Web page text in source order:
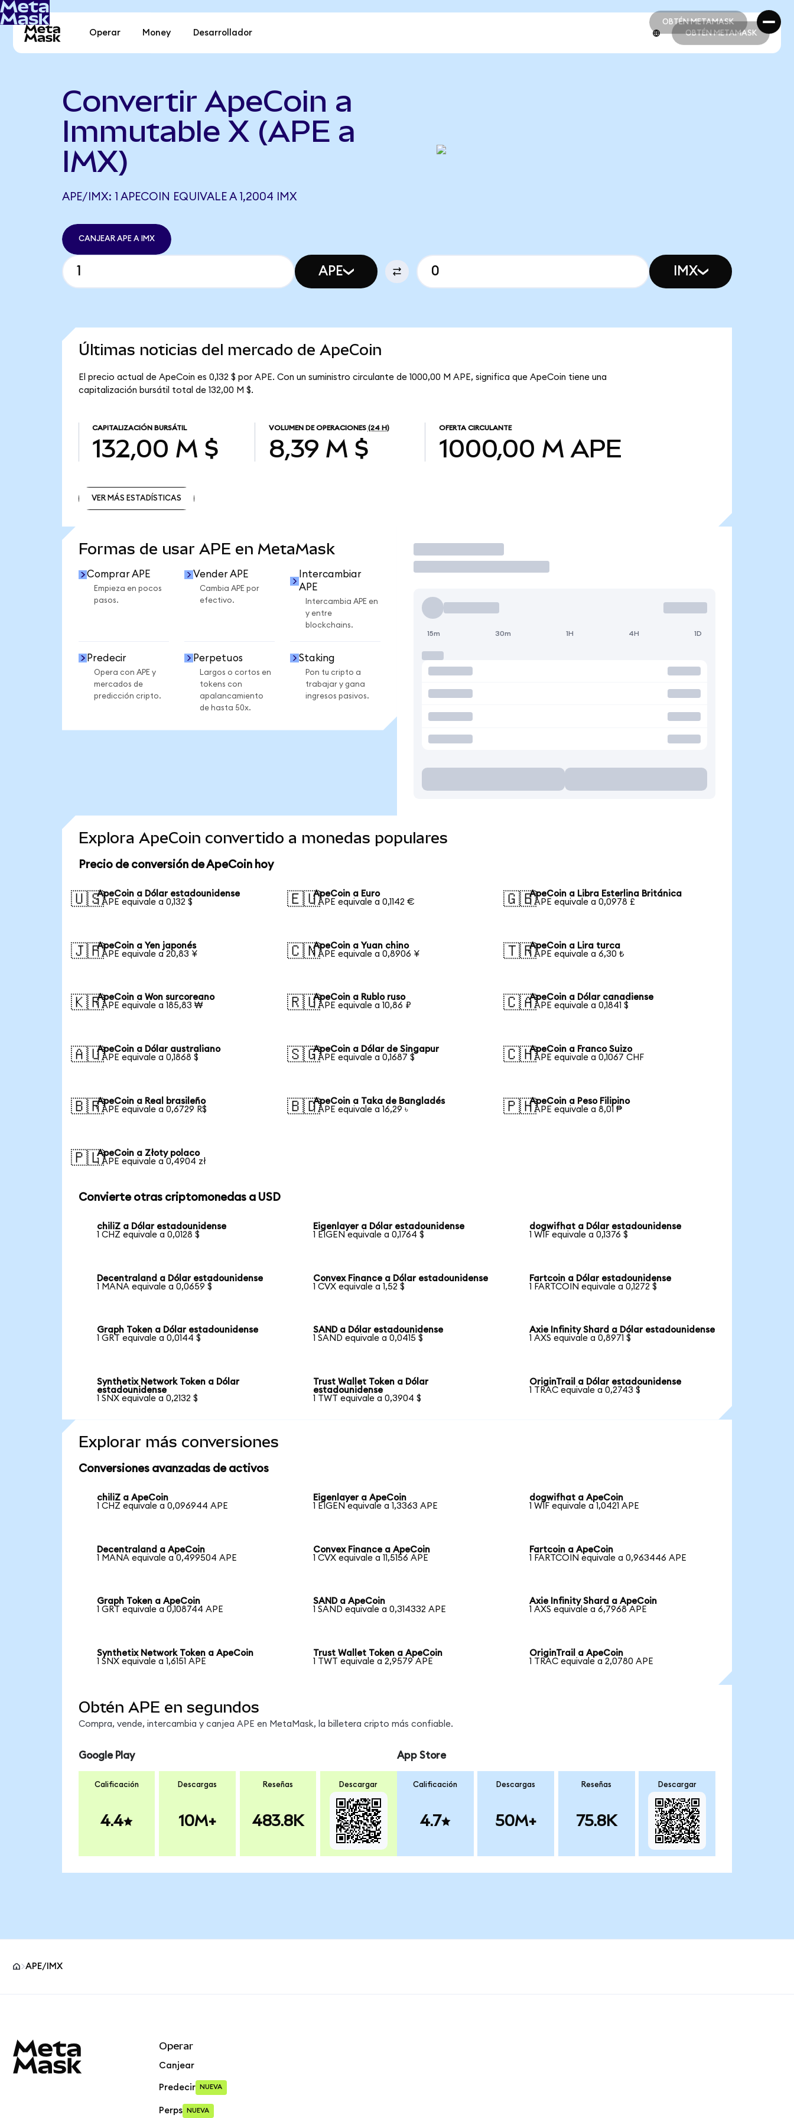
OBTÉN METAMASK
OBTÉN METAMASK
Operar Money Desarrollador OBTÉN METAMASK
Convertir ApeCoin a
Immutable X (APE a
IMX)
APE/IMX: 1 APECOIN EQUIVALE A 1,2004 IMX
CANJEAR APE A IMX
APE IMX
Últimas noticias del mercado de ApeCoin
El precio actual de ApeCoin es 0,132 $ por APE. Con un suministro circulante de 1000,00 M APE, significa que ApeCoin tiene una
capitalización bursátil total de 132,00 M $.
CAPITALIZACIÓN BURSÁTIL
132,00 M $
VOLUMEN DE OPERACIONES (24 H)
8,39 M $
OFERTA CIRCULANTE
1000,00 M APE
VER MÁS ESTADÍSTICAS
Formas de usar APE en MetaMask
Comprar APE
Empieza en pocos
pasos.
Vender APE
Cambia APE por
efectivo.
Intercambiar
APE
Intercambia APE en
y entre
blockchains.
Predecir
Opera con APE y
mercados de
predicción cripto.
Perpetuos
Largos o cortos en
tokens con
apalancamiento
de hasta 50x.
Staking
Pon tu cripto a
trabajar y gana
ingresos pasivos.
Operar
15m 30m 1H 4H 1D
Explora ApeCoin convertido a monedas populares
Precio de conversión de ApeCoin hoy
🇺🇸ApeCoin a Dólar estadounidense
1 APE equivale a 0,132 $
🇪🇺ApeCoin a Euro
1 APE equivale a 0,1142 €
🇬🇧ApeCoin a Libra Esterlina Británica
1 APE equivale a 0,0978 £
🇯🇵ApeCoin a Yen japonés
1 APE equivale a 20,83 ¥
🇨🇳ApeCoin a Yuan chino
1 APE equivale a 0,8906 ¥
🇹🇷ApeCoin a Lira turca
1 APE equivale a 6,30 ₺
🇰🇷ApeCoin a Won surcoreano
1 APE equivale a 185,83 ₩
🇷🇺ApeCoin a Rublo ruso
1 APE equivale a 10,86 ₽
🇨🇦ApeCoin a Dólar canadiense
1 APE equivale a 0,1841 $
🇦🇺ApeCoin a Dólar australiano
1 APE equivale a 0,1868 $
🇸🇬ApeCoin a Dólar de Singapur
1 APE equivale a 0,1687 $
🇨🇭ApeCoin a Franco Suizo
1 APE equivale a 0,1067 CHF
🇧🇷ApeCoin a Real brasileño
1 APE equivale a 0,6729 R$
🇧🇩ApeCoin a Taka de Bangladés
1 APE equivale a 16,29 ৳
🇵🇭ApeCoin a Peso Filipino
1 APE equivale a 8,01 ₱
🇵🇱ApeCoin a Złoty polaco
1 APE equivale a 0,4904 zł
Convierte otras criptomonedas a USD
chiliZ a Dólar estadounidense
1 CHZ equivale a 0,0128 $
Eigenlayer a Dólar estadounidense
1 EIGEN equivale a 0,1764 $
dogwifhat a Dólar estadounidense
1 WIF equivale a 0,1376 $
Decentraland a Dólar estadounidense
1 MANA equivale a 0,0659 $
Convex Finance a Dólar estadounidense
1 CVX equivale a 1,52 $
Fartcoin a Dólar estadounidense
1 FARTCOIN equivale a 0,1272 $
Graph Token a Dólar estadounidense
1 GRT equivale a 0,0144 $
SAND a Dólar estadounidense
1 SAND equivale a 0,0415 $
Axie Infinity Shard a Dólar estadounidense
1 AXS equivale a 0,8971 $
Synthetix Network Token a Dólar
estadounidense
1 SNX equivale a 0,2132 $
Trust Wallet Token a Dólar
estadounidense
1 TWT equivale a 0,3904 $
OriginTrail a Dólar estadounidense
1 TRAC equivale a 0,2743 $
Explorar más conversiones
Conversiones avanzadas de activos
chiliZ a ApeCoin
1 CHZ equivale a 0,096944 APE
Eigenlayer a ApeCoin
1 EIGEN equivale a 1,3363 APE
dogwifhat a ApeCoin
1 WIF equivale a 1,0421 APE
Decentraland a ApeCoin
1 MANA equivale a 0,499504 APE
Convex Finance a ApeCoin
1 CVX equivale a 11,5156 APE
Fartcoin a ApeCoin
1 FARTCOIN equivale a 0,963446 APE
Graph Token a ApeCoin
1 GRT equivale a 0,108744 APE
SAND a ApeCoin
1 SAND equivale a 0,314332 APE
Axie Infinity Shard a ApeCoin
1 AXS equivale a 6,7968 APE
Synthetix Network Token a ApeCoin
1 SNX equivale a 1,6151 APE
Trust Wallet Token a ApeCoin
1 TWT equivale a 2,9579 APE
OriginTrail a ApeCoin
1 TRAC equivale a 2,0780 APE
Obtén APE en segundos
Compra, vende, intercambia y canjea APE en MetaMask, la billetera cripto más confiable.
Google Play
Calificación
4.4
Descargas
10M+
Reseñas
483.8K
Descargar
App Store
Calificación
4.7
Descargas
50M+
Reseñas
75.8K
Descargar
APE/IMX
Operar
Canjear
Predecir NUEVA
Perps NUEVA